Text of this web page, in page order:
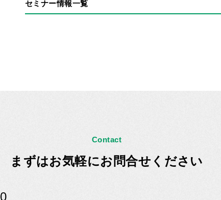
セミナー情報一覧
Contact
まずはお気軽にお問合せください